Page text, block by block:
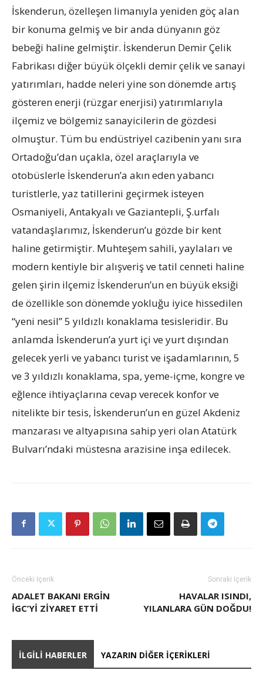
İskenderun, özelleşen limanıyla yeniden göç alan
bir konuma gelmiş ve bir anda dünyanın göz
bebeği haline gelmiştir. İskenderun Demir Çelik
Fabrikası diğer büyük ölçekli demir çelik ve sanayi
yatırımları, hadde neleri yine son dönemde artış
gösteren enerji (rüzgar enerjisi) yatırımlarıyla
ilçemiz ve bölgemiz sanayicilerin de gözdesi
olmuştur. Tüm bu endüstriyel cazibenin yanı sıra
Ortadoğu’dan uçakla, özel araçlarıyla ve
otobüslerle İskenderun’a akın eden yabancı
turistlerle, yaz tatillerini geçirmek isteyen
Osmaniyeli, Antakyalı ve Gaziantepli, Ş.urfalı
vatandaşlarımız, İskenderun’u gözde bir kent
haline getirmiştir. Muhteşem sahili, yaylaları ve
modern kentiyle bir alışveriş ve tatil cenneti haline
gelen şirin ilçemiz İskenderun’un en büyük eksiği
de özellikle son dönemde yokluğu iyice hissedilen
“yeni nesil” 5 yıldızlı konaklama tesisleridir. Bu
anlamda İskenderun’a yurt içi ve yurt dışından
gelecek yerli ve yabancı turist ve işadamlarının, 5
ve 3 yıldızlı konaklama, spa, yeme-içme, kongre ve
eğlence ihtiyaçlarına cevap verecek konfor ve
nitelikte bir tesis, İskenderun’un en güzel Akdeniz
manzarası ve altyapısına sahip yeri olan Atatürk
Bulvarı’ndaki müstesna arazisine inşa edilecek.
Önceki İçerik
ADALET BAKANI ERGIN
İGC’YI ZIYARET ETTI
Sonraki İçerik
HAVALAR ISINDI,
YILANLARA GÜN DOĞDU!
İLGILI HABERLER YAZARIN DIĞER İÇERIKLERI